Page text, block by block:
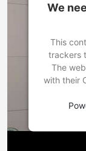
We
This
trackers
The
with their